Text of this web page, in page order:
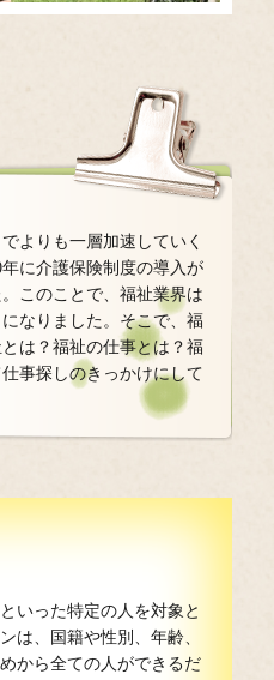
よりも一層加速していく
に介護保険制度の導入が
このことで、福祉業界は
なりました。そこで、福
は？福祉の仕事とは？福
事探しのきっかけにして
いった特定の人を対象と
は、国籍や性別、年齢、
から全ての人ができるだ